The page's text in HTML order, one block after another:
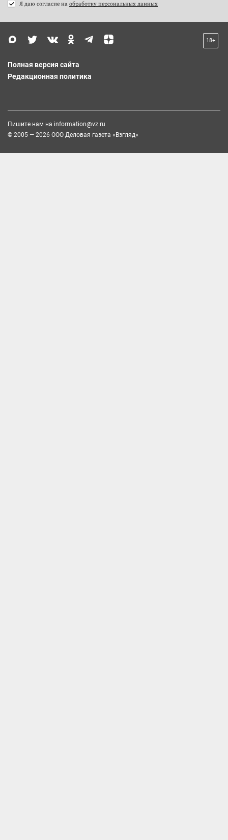
Я даю согласие на обработку персональных данных
18+
Полная версия сайта
Редакционная политика
Пишите нам на information@vz.ru
© 2005 — 2026 ООО Деловая газета «Взгляд»